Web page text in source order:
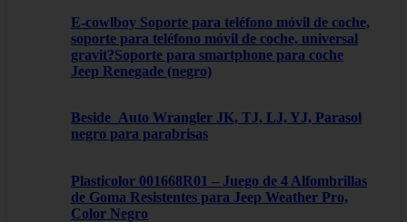
E-cowlboy Soporte para teléfono móvil de coche,
soporte para teléfono móvil de coche, universal
gravit?Soporte para smartphone para coche
Jeep Renegade (negro)
Beside_Auto Wrangler JK, TJ, LJ, YJ, Parasol
negro para parabrisas
Plasticolor 001668R01 – Juego de 4 Alfombrillas
de Goma Resistentes para Jeep Weather Pro,
Color Negro